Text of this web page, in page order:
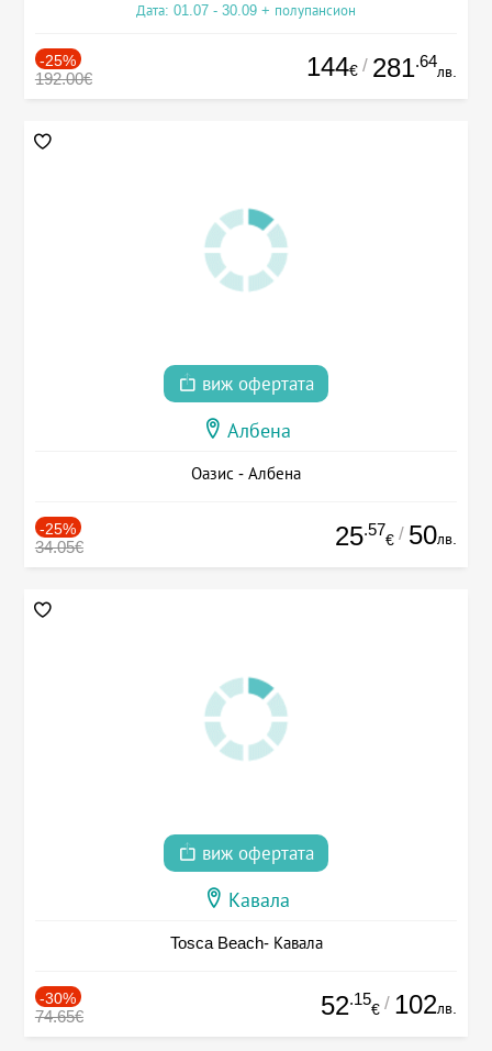
Дата: 01.07 - 30.09 + полупансион
-25%
192.00€ 144€ / 281.64
лв.
виж офертата
Албена
Оазис - Албена
-25%
34.05€ 25.57
€ / 50лв.
виж офертата
Кавала
Tosca Beach- Кавала
-30%
74.65€ 52.15
€ / 102лв.